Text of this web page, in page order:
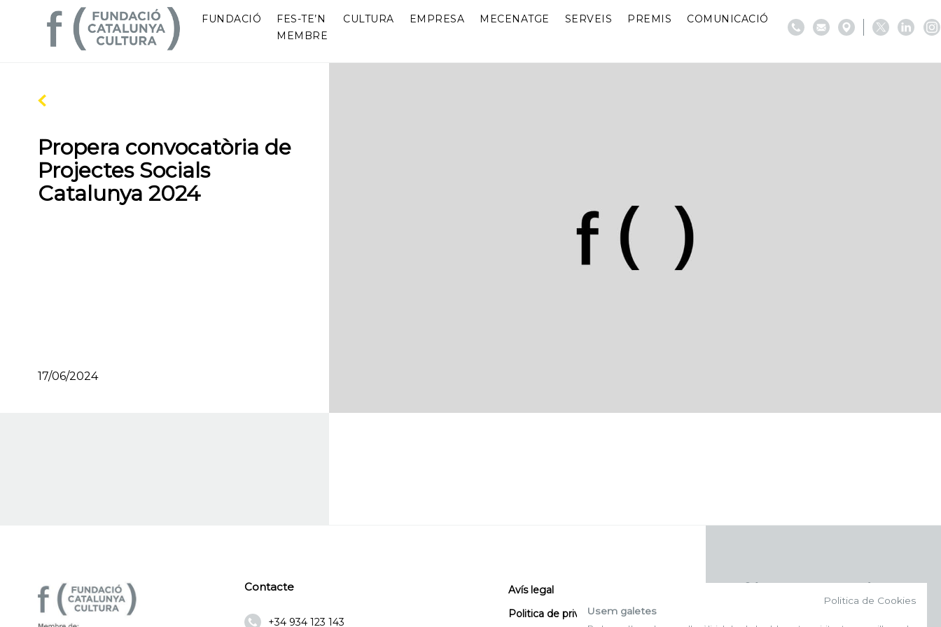
FUNDACIÓ
FES-TE’N
MEMBRE
CULTURA EMPRESA MECENATGE SERVEIS PREMIS COMUNICACIÓ
Propera convocatòria de
Projectes Socials
Catalunya 2024
17/06/2024
Contacte
+34 934 123 143
Avís legal
Politica de privacitat
Politica de Cookies
Usem galetes